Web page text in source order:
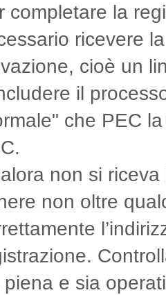
completare la
ricevere
cioè un
il
che PEC
non si
non oltre
piena e sia